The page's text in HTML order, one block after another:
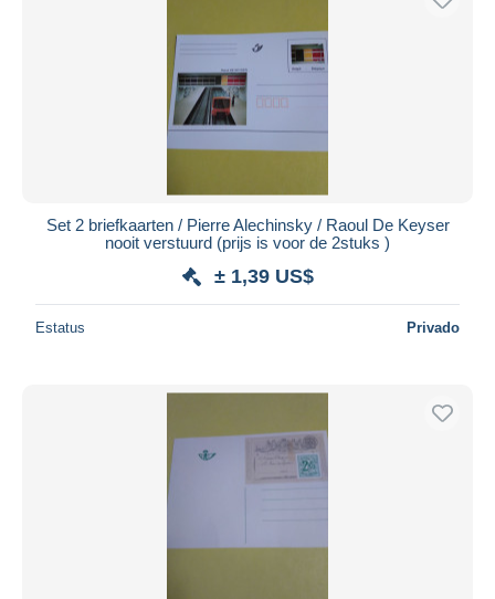
Set 2 briefkaarten / Pierre Alechinsky / Raoul De Keyser
nooit verstuurd (prijs is voor de 2stuks )
± 1,39 US$
Estatus Privado